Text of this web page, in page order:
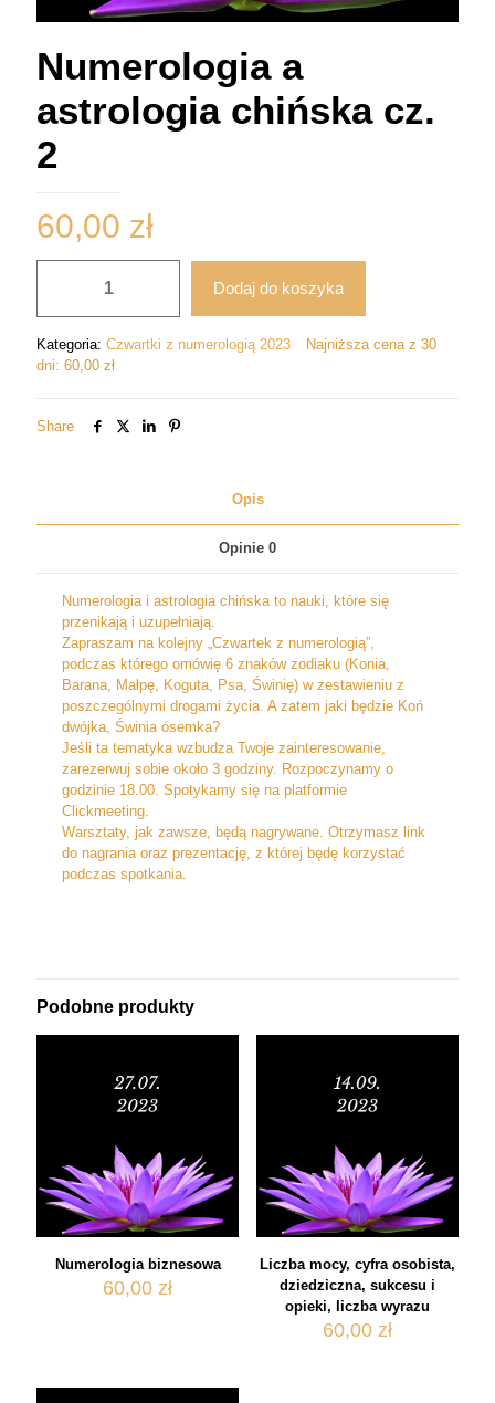
Numerologia a
astrologia chińska cz.
2
60,00 zł
Numerologia
chińska
cz.
Dodaj do koszyka
Kategoria: Czwartki z numerologią 2023
Najniższa cena z 30
dni: 60,00 zł
Share
Opis
Opinie 0
Numerologia i astrologia chińska to nauki, które się
przenikają i uzupełniają.
Zapraszam na kolejny „Czwartek z numerologią”,
podczas którego omówię 6 znaków zodiaku (Konia,
Barana, Małpę, Koguta, Psa, Świnię) w zestawieniu z
poszczególnymi drogami życia. A zatem jaki będzie Koń
dwójka, Świnia ósemka?
Jeśli ta tematyka wzbudza Twoje zainteresowanie,
zarezerwuj sobie około 3 godziny. Rozpoczynamy o
godzinie 18.00. Spotykamy się na platformie
Clickmeeting.
Warsztaty, jak zawsze, będą nagrywane. Otrzymasz link
do nagrania oraz prezentację, z której będę korzystać
podczas spotkania.
Podobne produkty
Numerologia biznesowa
60,00zł
Liczba mocy, cyfra osobista,
dziedziczna, sukcesu i
opieki, liczba wyrazu
60,00 zł